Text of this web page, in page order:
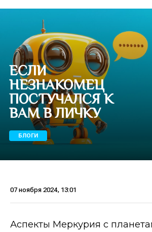
ЕСЛИ
НЕЗНАКОМЕЦ
ПОСТУЧАЛСЯ К
ВАМ В ЛИЧКУ
БЛОГИ
07 ноября 2024, 13:01
Аспекты Меркурия с